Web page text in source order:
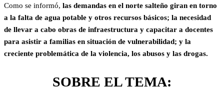
Como se informó, las demandas en el norte salteño giran en torno
a la falta de agua potable y otros recursos básicos; la necesidad
de llevar a cabo obras de infraestructura y capacitar a docentes
para asistir a familias en situación de vulnerabilidad; y la
creciente problemática de la violencia, los abusos y las drogas.
SOBRE EL TEMA: